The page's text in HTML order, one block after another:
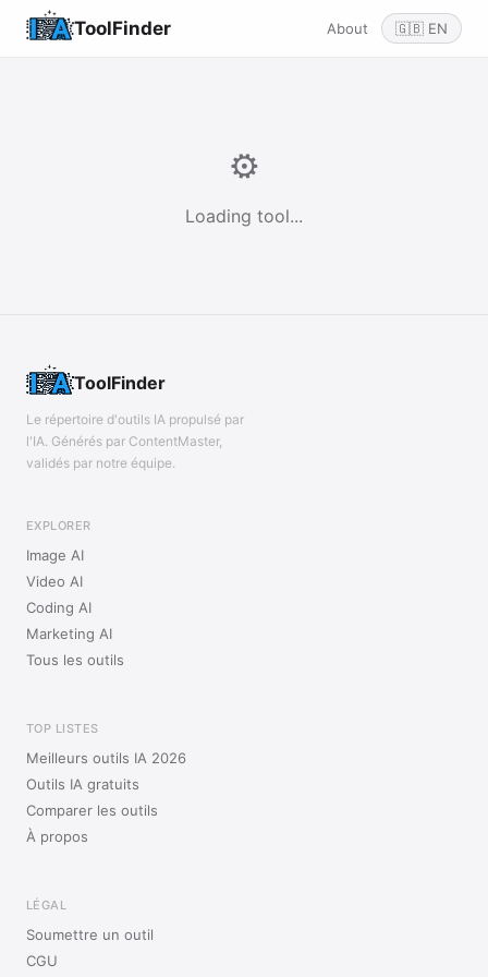
ToolFinder About 🇬🇧 EN
⚙️
Loading tool...
ToolFinder
Le répertoire d'outils IA propulsé par
l'IA. Générés par ContentMaster,
validés par notre équipe.
EXPLORER
Image AI
Video AI
Coding AI
Marketing AI
Tous les outils
TOP LISTES
Meilleurs outils IA 2026
Outils IA gratuits
Comparer les outils
À propos
LÉGAL
Soumettre un outil
CGU